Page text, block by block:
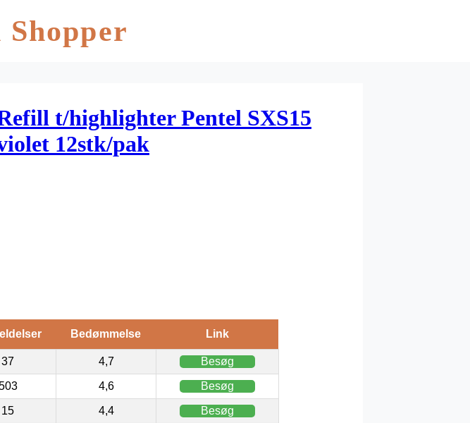
t/highlighter Pentel SXS15
12stk/pak
Bedømmelse Link
37 4,7 Besøg
4,6 Besøg
15 4,4 Besøg